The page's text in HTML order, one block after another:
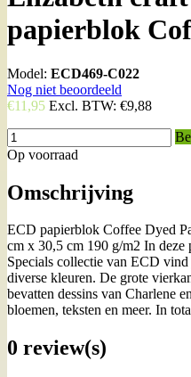
papierblok
Model: ECD469-C022
Nog niet beoordeeld
€11,95 Excl. BTW: €9,88
Op voorraad
Omschrijving
ECD papierblok Coffee Dyed
cm x 30,5 cm 190 g/m2 In
Specials collectie van ECD vind
diverse kleuren. De grote
bevatten dessins van Charlene
bloemen, teksten en meer. In
0 review(s)